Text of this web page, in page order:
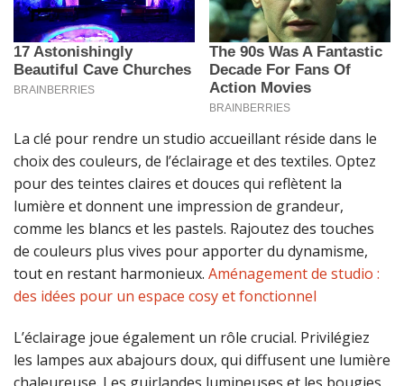
La clé pour rendre un studio accueillant réside dans le
choix des couleurs, de l’éclairage et des textiles. Optez
pour des teintes claires et douces qui reflètent la
lumière et donnent une impression de grandeur,
comme les blancs et les pastels. Rajoutez des touches
de couleurs plus vives pour apporter du dynamisme,
tout en restant harmonieux. Aménagement de studio :
des idées pour un espace cosy et fonctionnel
L’éclairage joue également un rôle crucial. Privilégiez
les lampes aux abajours doux, qui diffusent une lumière